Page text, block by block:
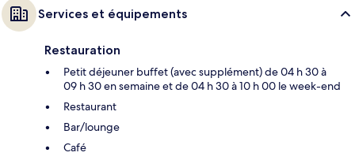
Services et équipements
Restauration
Petit déjeuner buffet (avec supplément) de 04 h 30 à
09 h 30 en semaine et de 04 h 30 à 10 h 00 le week-end
Restaurant
Bar/lounge
Café